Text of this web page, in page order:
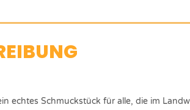
echtes Schmuckstück für alle, die im